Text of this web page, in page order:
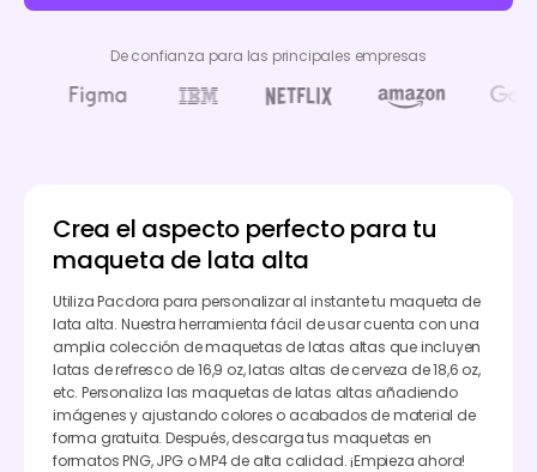
De confianza para las principales empresas
Crea el aspecto perfecto para tu
maqueta de lata alta
Utiliza Pacdora para personalizar al instante tu maqueta de
lata alta. Nuestra herramienta fácil de usar cuenta con una
amplia colección de maquetas de latas altas que incluyen
latas de refresco de 16,9 oz, latas altas de cerveza de 18,6 oz,
etc. Personaliza las maquetas de latas altas añadiendo
imágenes y ajustando colores o acabados de material de
forma gratuita. Después, descarga tus maquetas en
formatos PNG, JPG o MP4 de alta calidad. ¡Empieza ahora!